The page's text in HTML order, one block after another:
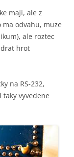
maji, ale z
odvahu, muze
ale roztec
drat hrot
na RS-232,
taky vyvedene